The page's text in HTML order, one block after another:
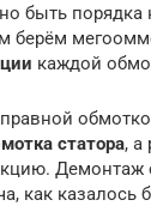
быть порядка
берём
каждой
статора, а
Демонтаж
как казалось